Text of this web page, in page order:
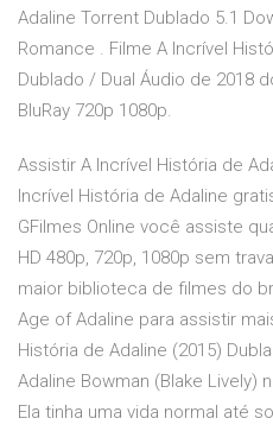
Adaline Torrent Dublado 5.1
Romance . Filme A Incrível
Dublado / Dual Áudio de 2018
BluRay 720p 1080p.
Assistir A Incrível História de
Incrível História de Adaline
GFilmes Online você assiste
HD 480p, 720p, 1080p sem
maior biblioteca de filmes do
Age of Adaline para assistir
História de Adaline (2015)
Adaline Bowman (Blake Lively)
Ela tinha uma vida normal até